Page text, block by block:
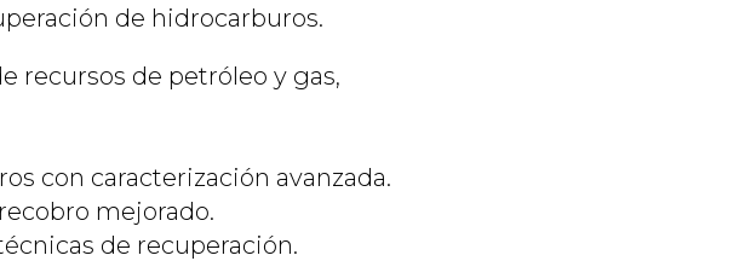
de hidrocarburos.
recursos de petróleo y gas,
con caracterización avanzada.
mejorado.
de recuperación.